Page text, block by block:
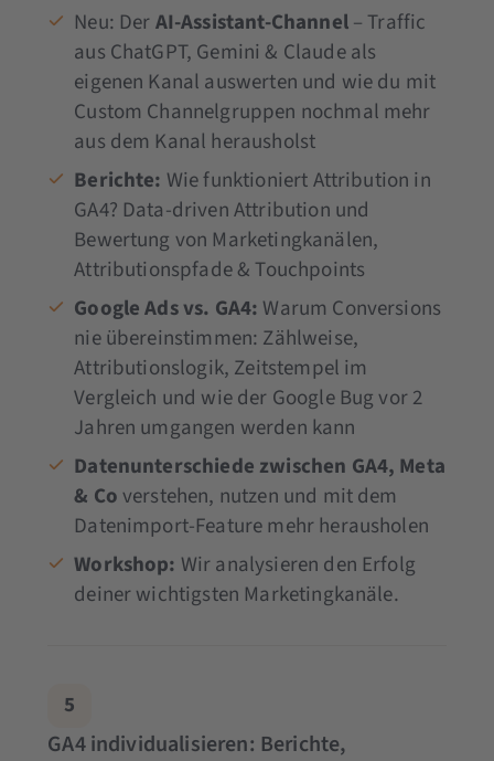
Neu: DerAI-Assistant-Channel– Traffic
aus ChatGPT, Gemini & Claude als
eigenen Kanal auswerten und wie du mit
Custom Channelgruppen nochmal mehr
aus dem Kanal herausholst
Berichte: Wie funktioniert Attribution in
GA4? Data-driven Attribution und
Bewertung von Marketingkanälen,
Attributionspfade & Touchpoints
Google Ads vs. GA4:Warum Conversions
nie übereinstimmen: Zählweise,
Attributionslogik, Zeitstempel im
Vergleich und wie der Google Bug vor 2
Jahren umgangen werden kann
Datenunterschiede zwischen GA4, Meta
& Coverstehen, nutzen und mit dem
Datenimport-Feature mehr herausholen
Workshop: Wir analysieren den Erfolg
deiner wichtigsten Marketingkanäle.
5
GA4 individualisieren: Berichte,